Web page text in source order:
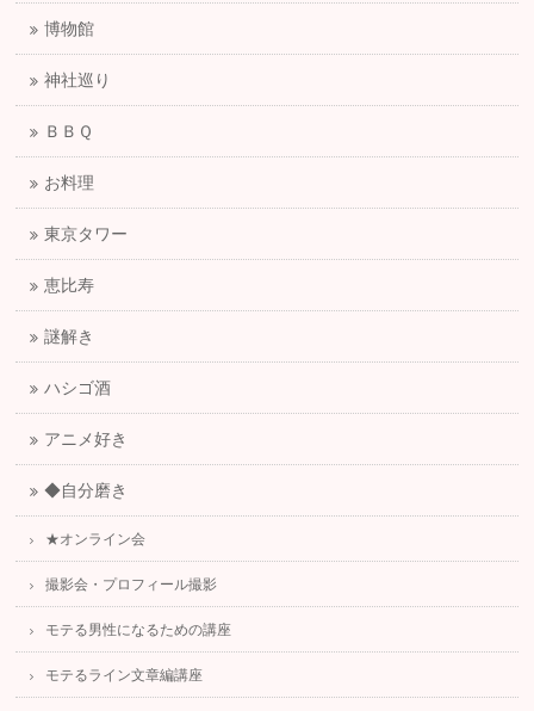
博物館
神社巡り
ＢＢＱ
お料理
東京タワー
恵比寿
謎解き
ハシゴ酒
アニメ好き
◆自分磨き
★オンライン会
撮影会・プロフィール撮影
モテる男性になるための講座
モテるライン文章編講座